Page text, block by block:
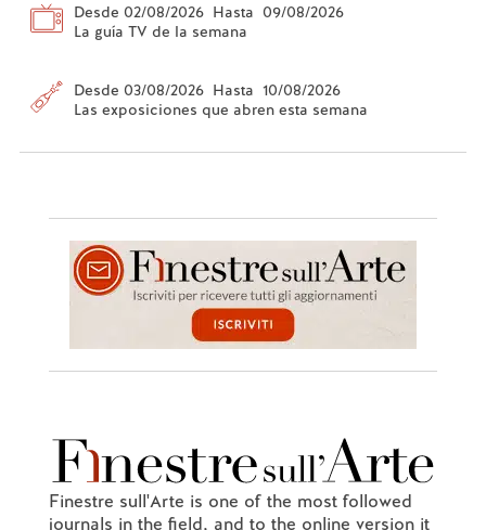
Desde 02/08/2026 Hasta 09/08/2026
La guía TV de la semana
Desde 03/08/2026 Hasta 10/08/2026
Las exposiciones que abren esta semana
Finestre sull'Arte is one of the most followed
journals in the field, and to the online version it